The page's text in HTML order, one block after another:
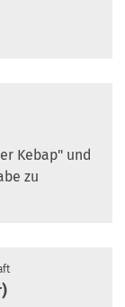
Kebap" und
zu